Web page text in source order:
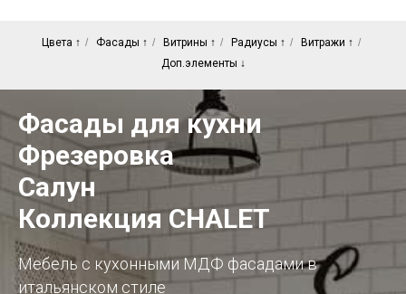
Цвета ↑ / Фасады ↑ / Витрины ↑ / Радиусы ↑ / Витражи ↑ /
Доп.элементы ↓
Фасады для кухни
Фрезеровка
Салун
Коллекция CHALET
Мебель с кухонными МДФ фасадами в
итальянском стиле